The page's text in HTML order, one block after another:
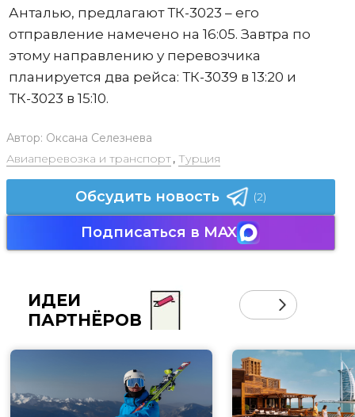
Анталью, предлагают ТК-3023 – его
отправление намечено на 16:05. Завтра по
этому направлению у перевозчика
планируется два рейса: ТК-3039 в 13:20 и
ТК-3023 в 15:10.
Автор: Оксана Селезнева
Авиаперевозка и транспорт, Турция
Обсудить новость (2)
Подписаться в MAX
ИДЕИ
ПАРТНЁРОВ